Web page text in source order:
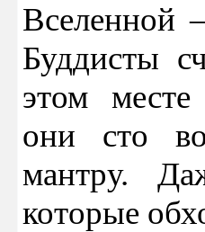
Вселенной
Буддисты
этом
они сто
мантру.
которые